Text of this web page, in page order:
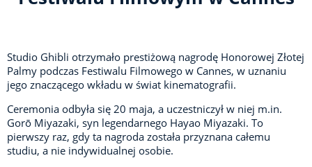
Studio Ghibli otrzymało prestiżową nagrodę Honorowej Złotej
Palmy podczas Festiwalu Filmowego w Cannes, w uznaniu
jego znaczącego wkładu w świat kinematografii.
Ceremonia odbyła się 20 maja, a uczestniczył w niej m.in.
Gorō Miyazaki, syn legendarnego Hayao Miyazaki. To
pierwszy raz, gdy ta nagroda została przyznana całemu
studiu, a nie indywidualnej osobie.